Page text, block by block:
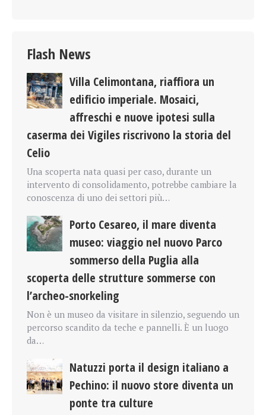
Flash News
Villa Celimontana, riaffiora un
edificio imperiale. Mosaici,
affreschi e nuove ipotesi sulla
caserma dei Vigiles riscrivono la storia del
Celio
Una scoperta nata quasi per caso, durante un
intervento di consolidamento, potrebbe cambiare la
conoscenza di uno dei settori più…
Porto Cesareo, il mare diventa
museo: viaggio nel nuovo Parco
sommerso della Puglia alla
scoperta delle strutture sommerse con
l’archeo-snorkeling
Non è un museo da visitare in silenzio, seguendo un
percorso scandito da teche e pannelli. È un luogo
da…
Natuzzi porta il design italiano a
Pechino: il nuovo store diventa un
ponte tra culture